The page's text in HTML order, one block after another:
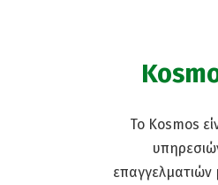
Το Kosmos
επαγγελματιών